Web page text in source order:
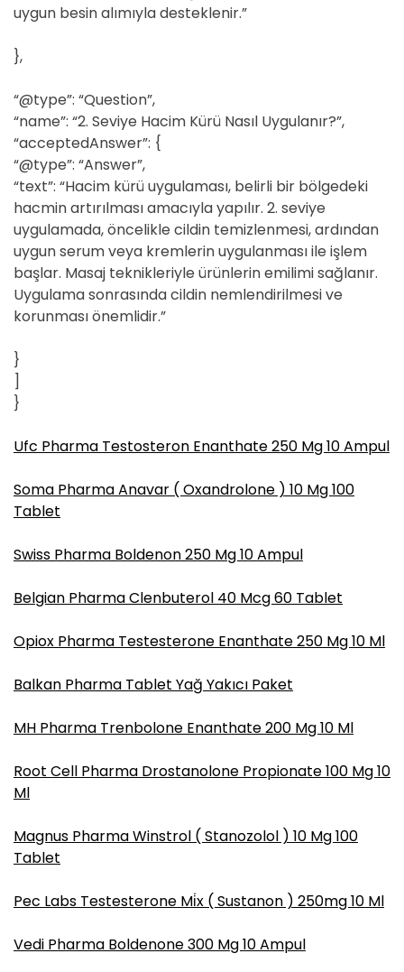
uygun besin alımıyla desteklenir.”
},
“@type”: “Question”,
“name”: “2. Seviye Hacim Kürü Nasıl Uygulanır?”,
“acceptedAnswer”: {
“@type”: “Answer”,
“text”: “Hacim kürü uygulaması, belirli bir bölgedeki
hacmin artırılması amacıyla yapılır. 2. seviye
uygulamada, öncelikle cildin temizlenmesi, ardından
uygun serum veya kremlerin uygulanması ile işlem
başlar. Masaj teknikleriyle ürünlerin emilimi sağlanır.
Uygulama sonrasında cildin nemlendirilmesi ve
korunması önemlidir.”
}
]
}
Ufc Pharma Testosteron Enanthate 250 Mg 10 Ampul
Soma Pharma Anavar ( Oxandrolone ) 10 Mg 100
Tablet
Swiss Pharma Boldenon 250 Mg 10 Ampul
Belgian Pharma Clenbuterol 40 Mcg 60 Tablet
Opiox Pharma Testesterone Enanthate 250 Mg 10 Ml
Balkan Pharma Tablet Yağ Yakıcı Paket
MH Pharma Trenbolone Enanthate 200 Mg 10 Ml
Root Cell Pharma Drostanolone Propionate 100 Mg 10
Ml
Magnus Pharma Winstrol ( Stanozolol ) 10 Mg 100
Tablet
Pec Labs Testesterone Mi̇x ( Sustanon ) 250mg 10 Ml
Vedi Pharma Boldenone 300 Mg 10 Ampul